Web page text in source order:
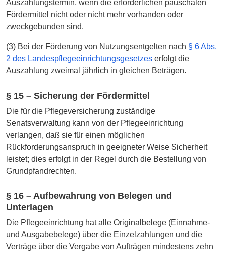
Auszahlungstermin, wenn die erforderlichen pauschalen
Fördermittel nicht oder nicht mehr vorhanden oder
zweckgebunden sind.
(3) Bei der Förderung von Nutzungsentgelten nach § 6 Abs.
2 des Landespflegeeinrichtungsgesetzes erfolgt die
Auszahlung zweimal jährlich in gleichen Beträgen.
§ 15 – Sicherung der Fördermittel
Die für die Pflegeversicherung zuständige
Senatsverwaltung kann von der Pflegeeinrichtung
verlangen, daß sie für einen möglichen
Rückforderungsanspruch in geeigneter Weise Sicherheit
leistet; dies erfolgt in der Regel durch die Bestellung von
Grundpfandrechten.
§ 16 – Aufbewahrung von Belegen und
Unterlagen
Die Pflegeeinrichtung hat alle Originalbelege (Einnahme-
und Ausgabebelege) über die Einzelzahlungen und die
Verträge über die Vergabe von Aufträgen mindestens zehn